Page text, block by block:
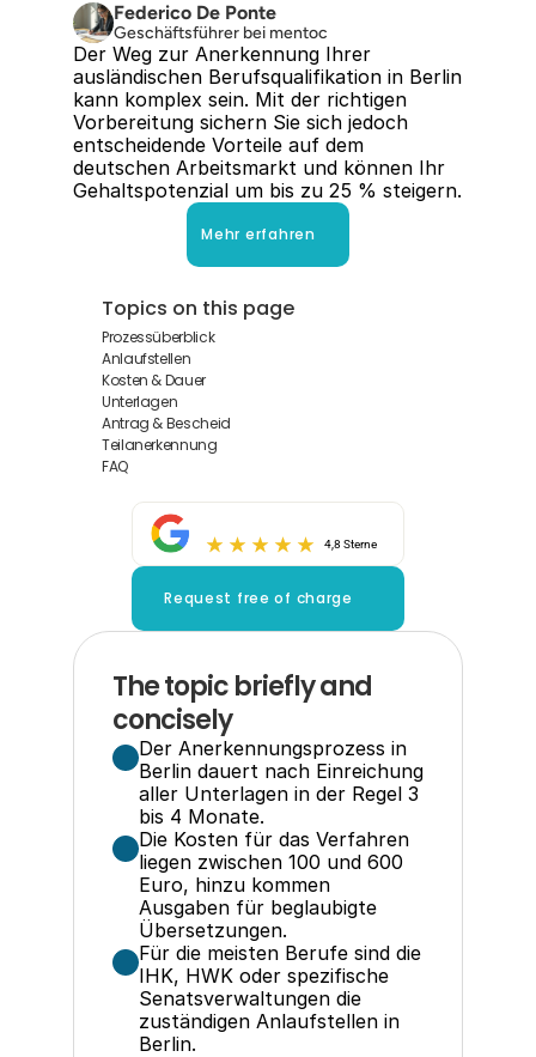
Federico De Ponte
Geschäftsführer bei mentoc
Der Weg zur Anerkennung Ihrer
ausländischen Berufsqualifikation in Berlin
kann komplex sein. Mit der richtigen
Vorbereitung sichern Sie sich jedoch
entscheidende Vorteile auf dem
deutschen Arbeitsmarkt und können Ihr
Gehaltspotenzial um bis zu 25 % steigern.
Mehr erfahren
Topics on this page
Prozessüberblick
Anlaufstellen
Kosten & Dauer
Unterlagen
Antrag & Bescheid
Teilanerkennung
FAQ
4,8 Sterne
Request free of charge
The topic briefly and
concisely
Der Anerkennungsprozess in
Berlin dauert nach Einreichung
aller Unterlagen in der Regel 3
bis 4 Monate.
Die Kosten für das Verfahren
liegen zwischen 100 und 600
Euro, hinzu kommen
Ausgaben für beglaubigte
Übersetzungen.
Für die meisten Berufe sind die
IHK, HWK oder spezifische
Senatsverwaltungen die
zuständigen Anlaufstellen in
Berlin.